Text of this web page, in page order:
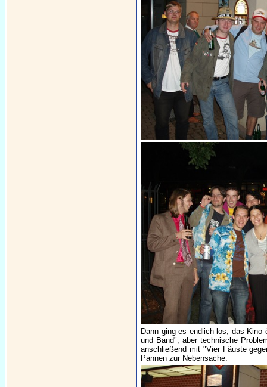
Dann ging es endlich los, das Kino
und Band", aber technische
anschließend mit "Vier Fäuste
Pannen zur Nebensache.